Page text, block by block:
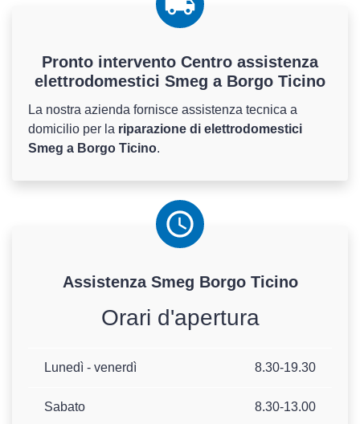
Pronto intervento Centro assistenza
elettrodomestici Smeg a Borgo Ticino
La nostra azienda fornisce assistenza tecnica a
domicilio per la riparazione di elettrodomestici
Smeg a Borgo Ticino.
Assistenza Smeg Borgo Ticino
Orari d'apertura
Lunedì - venerdì 8.30-19.30
Sabato 8.30-13.00